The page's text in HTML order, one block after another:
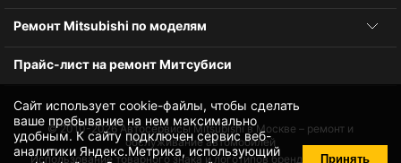
Сайт использует cookie-файлы, чтобы сделать
ваше пребывание на нем максимально
удобным. К cайту подключен сервис веб-
аналитики Яндекс.Метрика, использующий
Принять
Ремонт Mitsubishi по моделям
Прайс-лист на ремонт Митсубиси
© 2010-2026Автосервисы Mitsubishi в Москве – ремонт и
обслуживание автомобилей
Использование товарного знака и логотипов бренда происходит